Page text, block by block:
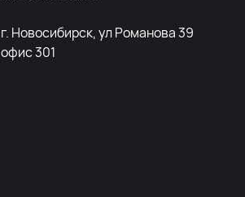
г. Новосибирск, ул Романова 39
офис 301